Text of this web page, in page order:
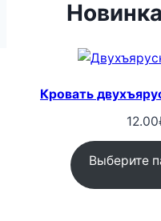
Кровать
12.00
Выберите